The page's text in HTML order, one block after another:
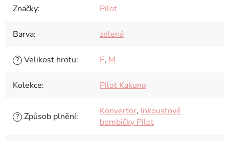
Značky: Pilot
Barva: zelená
? Velikost hrotu: F, M
Kolekce: Pilot Kakuno
? Způsob plnění: Konvertor, Inkoustové
bombičky Pilot